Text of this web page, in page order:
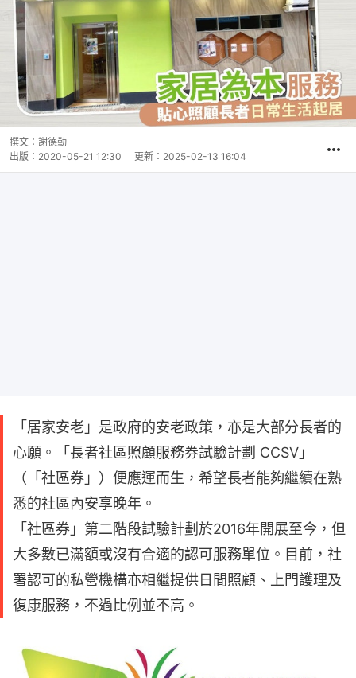
撰文： 謝德勤
出版： 2020-05-21 12:30 更新： 2025-02-13 16:04
「居家安老」是政府的安老政策，亦是大部分長者的
心願。「長者社區照顧服務券試驗計劃 CCSV」
（「社區券」）便應運而生，希望長者能夠繼續在熟
悉的社區內安享晚年。
「社區券」第二階段試驗計劃於2016年開展至今，但
大多數已滿額或沒有合適的認可服務單位。目前，社
署認可的私營機構亦相繼提供日間照顧、上門護理及
復康服務，不過比例並不高。